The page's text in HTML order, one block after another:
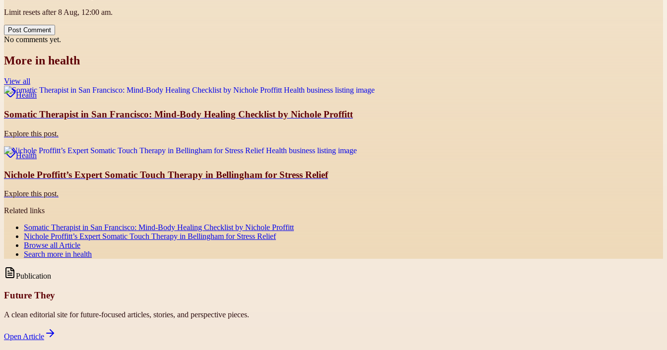
Limit resets after 8 Aug, 12:00 am.
Post Comment
No comments yet.
More in health
View all
Health
Somatic Therapist in San Francisco: Mind-Body Healing Checklist by Nichole Proffitt
Explore this post.
Health
Nichole Proffitt’s Expert Somatic Touch Therapy in Bellingham for Stress Relief
Explore this post.
Related links
Somatic Therapist in San Francisco: Mind-Body Healing Checklist by Nichole Proffitt
Nichole Proffitt’s Expert Somatic Touch Therapy in Bellingham for Stress Relief
Browse all Article
Search more in health
Publication
Future They
A clean editorial site for future-focused articles, stories, and perspective pieces.
Open Article